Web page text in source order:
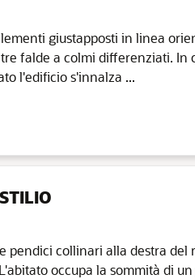
giustapposti in linea
falde a colmi differenziati. In
l'edificio s'innalza ...
pendici collinari alla destra del
occupa la sommità di